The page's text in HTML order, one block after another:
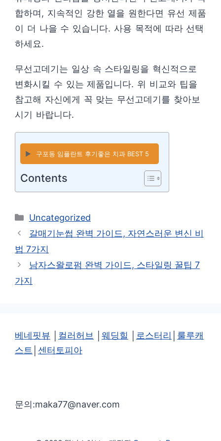
합하며, 지속적인 강한 열을 원한다면 유선 제품
이 더 나을 수 있습니다. 사용 목적에 따라 선택
하세요.
무선고데기는 일상 속 스타일링을 혁신적으로
변화시킬 수 있는 제품입니다. 위 비교와 팁을
참고해 자신에게 꼭 맞는 무선고데기를 찾아보
시기 바랍니다.
▶️ 구포동 임플란트 후기좋은 치과 BEST 5
Contents
카
테
리
Uncategorized
갈매기눈썹 완벽 가이드, 자연스러운 변신 비
법 7가지
남자스왈로펌 완벽 가이드, 스타일링 꿀팁 7
가지
베네핏뷰 컬러허브 웨딩힐 로스터리
룰루캐
스트
센터토피아
문의:maka77@naver.com